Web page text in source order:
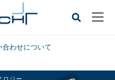
わせについて